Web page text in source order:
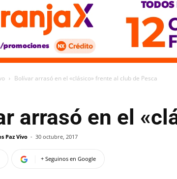
Bolívar arrasó en el «clásico» frente al club de Pesca
arrasó en el
Paz Vivo - 30 octubre, 2017
+ Seguinos en Google